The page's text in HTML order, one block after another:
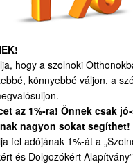
hogy a szolnoki
könnyebbé váljon, a
az 1%-ra! Önnek csak
nagyon sokat segíthet!
fel adójának 1%-át a
és Dolgozókért